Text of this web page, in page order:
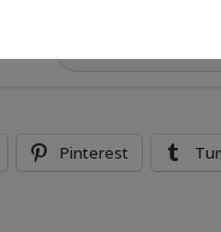
Pinterest